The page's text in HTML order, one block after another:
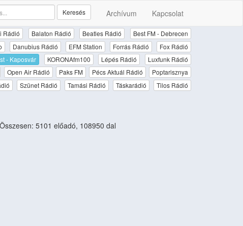
Archívum Kapcsolat
Keresés
Rádió Balaton Rádió Beatles Rádió
Best FM - Debrecen
Danubius Rádió EFM Station Forrás Rádió
Fox Rádió
- Kaposvár KORONAfm100 Lépés Rádió
Luxfunk Rádió
Open Air Rádió Paks FM Pécs Aktuál Rádió
Poptarisznya
Szünet Rádió Tamási Rádió Táskarádió
Tilos Rádió
Összesen: 5101 előadó, 108950 dal